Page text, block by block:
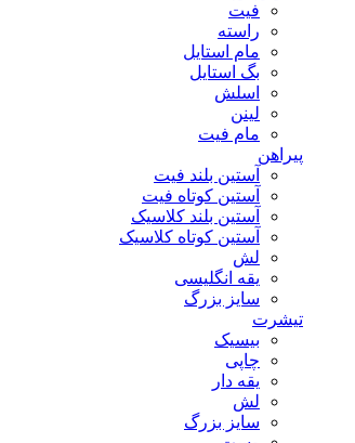
فیت
راسته
مام استایل
بگ استایل
اسلش
لینن
مام فیت
پیراهن
آستین بلند فیت
آستین کوتاه فیت
آستین بلند کلاسیک
آستین کوتاه کلاسیک
لش
یقه انگلیسی
سایز بزرگ
تیشرت
بیسیک
چاپی
یقه دار
لش
سایز بزرگ